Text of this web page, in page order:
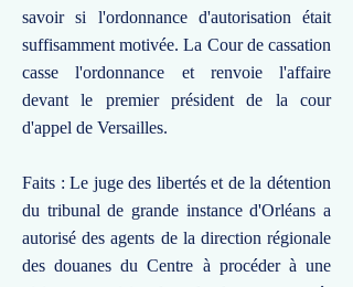
savoir si l'ordonnance d'autorisation était
suffisamment motivée. La Cour de cassation
casse l'ordonnance et renvoie l'affaire
devant le premier président de la cour
d'appel de Versailles.
Faits : Le juge des libertés et de la détention
du tribunal de grande instance d'Orléans a
autorisé des agents de la direction régionale
des douanes du Centre à procéder à une